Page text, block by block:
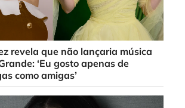
revela que não lançaria música
‘Eu gosto apenas de
como amigas’